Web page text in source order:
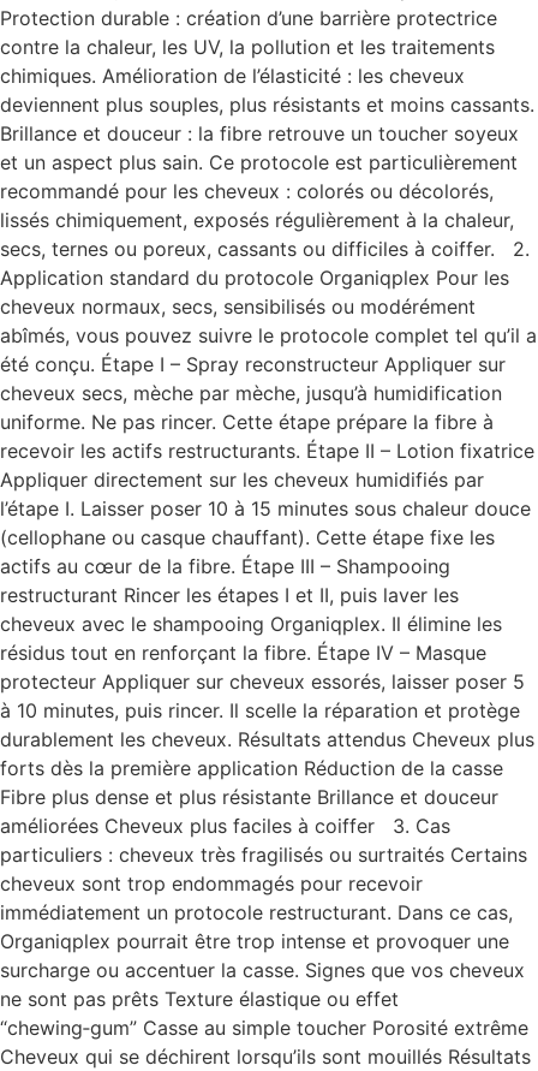
Protection durable : création d’une barrière protectrice
contre la chaleur, les UV, la pollution et les traitements
chimiques. Amélioration de l’élasticité : les cheveux
deviennent plus souples, plus résistants et moins cassants.
Brillance et douceur : la fibre retrouve un toucher soyeux
et un aspect plus sain. Ce protocole est particulièrement
recommandé pour les cheveux : colorés ou décolorés,
lissés chimiquement, exposés régulièrement à la chaleur,
secs, ternes ou poreux, cassants ou difficiles à coiffer. 2.
Application standard du protocole Organiqplex Pour les
cheveux normaux, secs, sensibilisés ou modérément
abîmés, vous pouvez suivre le protocole complet tel qu’il a
été conçu. Étape I – Spray reconstructeur Appliquer sur
cheveux secs, mèche par mèche, jusqu’à humidification
uniforme. Ne pas rincer. Cette étape prépare la fibre à
recevoir les actifs restructurants. Étape II – Lotion fixatrice
Appliquer directement sur les cheveux humidifiés par
l’étape I. Laisser poser 10 à 15 minutes sous chaleur douce
(cellophane ou casque chauffant). Cette étape fixe les
actifs au cœur de la fibre. Étape III – Shampooing
restructurant Rincer les étapes I et II, puis laver les
cheveux avec le shampooing Organiqplex. Il élimine les
résidus tout en renforçant la fibre. Étape IV – Masque
protecteur Appliquer sur cheveux essorés, laisser poser 5
à 10 minutes, puis rincer. Il scelle la réparation et protège
durablement les cheveux. Résultats attendus Cheveux plus
forts dès la première application Réduction de la casse
Fibre plus dense et plus résistante Brillance et douceur
améliorées Cheveux plus faciles à coiffer 3. Cas
particuliers : cheveux très fragilisés ou surtraités Certains
cheveux sont trop endommagés pour recevoir
immédiatement un protocole restructurant. Dans ce cas,
Organiqplex pourrait être trop intense et provoquer une
surcharge ou accentuer la casse. Signes que vos cheveux
ne sont pas prêts Texture élastique ou effet
“chewing‑gum” Casse au simple toucher Porosité extrême
Cheveux qui se déchirent lorsqu’ils sont mouillés Résultats